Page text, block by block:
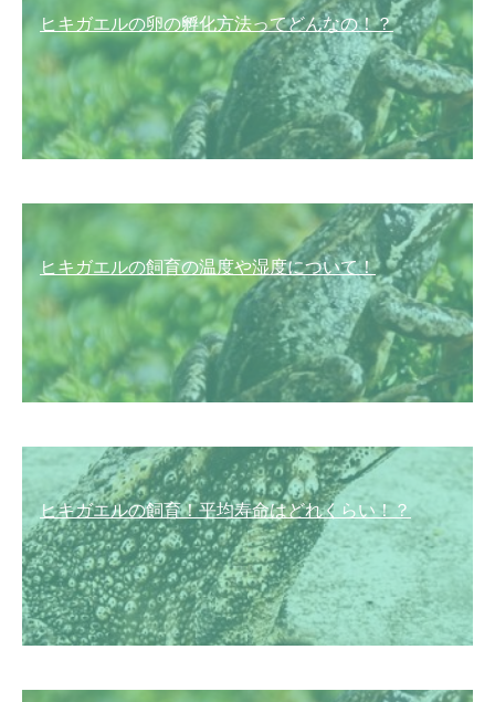
ヒキガエルの卵の孵化方法ってどんなの！？
ヒキガエルの飼育の温度や湿度について！
ヒキガエルの飼育！平均寿命はどれくらい！？